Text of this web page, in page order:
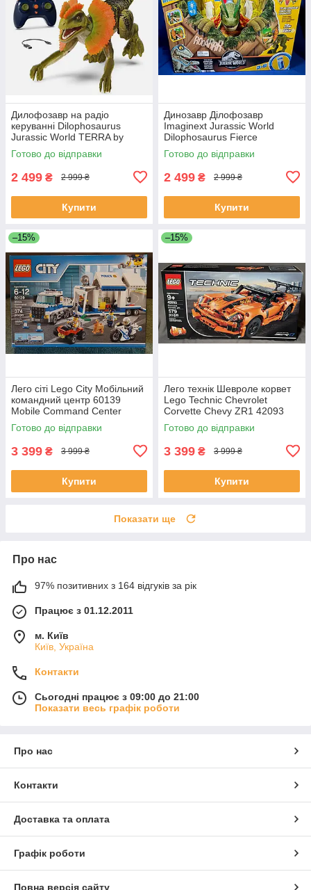
Дилофозавр на радіо
керуванні Dilophosaurus
Jurassic World TERRA by
Battat Remote Control
Dinosaur
Готово до відправки
2 499 ₴ 2 999 ₴
Купити
Динозавр Ділофозавр
Imaginext Jurassic World
Dilophosaurus Fierce
Launchin Lights SOUNDS
Готово до відправки
2 499 ₴ 2 999 ₴
Купити
–15%
Лего сіті Lego City Мобільний
командний центр 60139
Mobile Command Center
Готово до відправки
3 399 ₴ 3 999 ₴
Купити
–15%
Лего технік Шевроле корвет
Lego Technic Chevrolet
Corvette Chevy ZR1 42093
Готово до відправки
3 399 ₴ 3 999 ₴
Купити
Показати ще
Про нас
97% позитивних з 164 відгуків за рік
Працює з 01.12.2011
м. Київ
Київ, Україна
Контакти
Сьогодні працює з 09:00 до 21:00
Показати весь графік роботи
Про нас
Контакти
Доставка та оплата
Графік роботи
Повна версія сайту